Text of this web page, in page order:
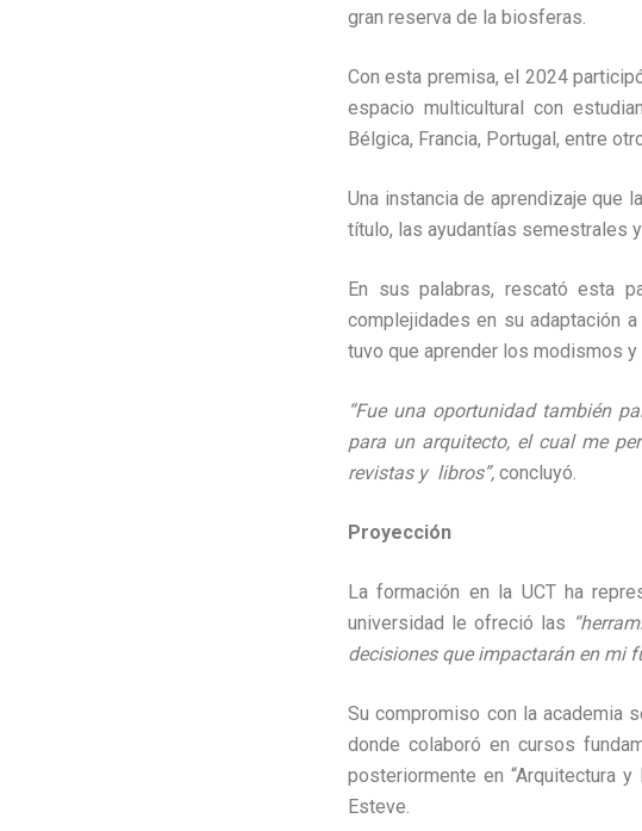
gran reserva de la biosferas.
Con esta premisa, el 2024
espacio multicultural con
Bélgica, Francia, Portugal, entre
Una instancia de aprendizaje que
título, las ayudantías semestrales
En sus palabras, rescató esta
complejidades en su adaptación
tuvo que aprender los modismos y
“Fue una oportunidad también
para un arquitecto, el cual me
revistas y libros”, concluyó.
Proyección
La formación en la UCT ha
universidad le ofreció las
decisiones que impactarán en mi
Su compromiso con la academia
donde colaboró en cursos
posteriormente en “Arquitectura
Esteve.